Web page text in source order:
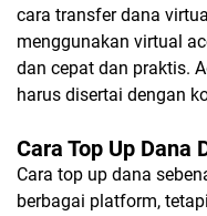
cara transfer dana
menggunakan virtual
dan cepat dan praktis.
harus disertai dengan
Cara Top Up Dana
Cara top up dana
berbagai platform,